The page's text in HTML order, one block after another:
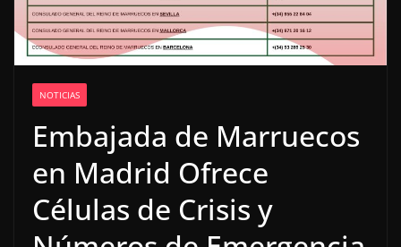
NOTICIAS
Embajada de Marruecos
en Madrid Ofrece
Células de Crisis y